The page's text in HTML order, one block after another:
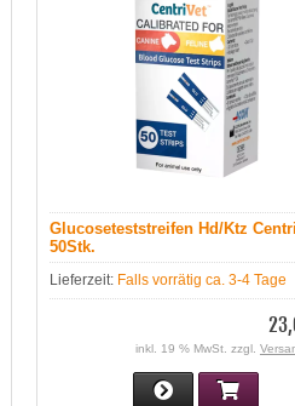
Glucoseteststreifen Hd/Ktz
50Stk.
Lieferzeit: Falls vorrätig ca. 3-4 Tage
inkl. 19 % MwSt. zzgl.